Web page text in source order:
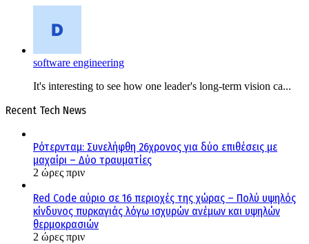
software engineering
It's interesting to see how one leader's long-term vision ca...
Recent Tech News
Ρότερνταμ: Συνελήφθη 26χρονος για δύο επιθέσεις με
μαχαίρι – Δύο τραυματίες
2 ώρες πριν
Red Code αύριο σε 16 περιοχές της χώρας – Πολύ υψηλός
κίνδυνος πυρκαγιάς λόγω ισχυρών ανέμων και υψηλών
θερμοκρασιών
2 ώρες πριν